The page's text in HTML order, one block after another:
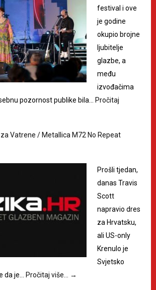
festival i ove
je godine
okupio brojne
ljubitelje
glazbe, a
među
izvođačima
pozornost publike bila…
Pročitaj
Vatrene / Metallica M72 No Repeat
Prošli tjedan,
danas Travis
Scott
napravio dres
za Hrvatsku,
ali US-only
Krenulo je
Svjetsko
da je…
Pročitaj više… →